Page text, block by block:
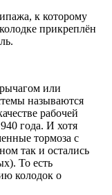
или
называются
рабочей
года. И хотя
тормоза с
так и остались
То есть
колодок о